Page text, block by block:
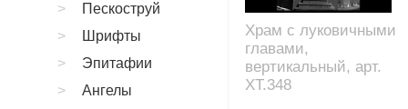
Храм с луковичными
главами,
вертикальный, арт.
XT.348
Пескоструй
Шрифты
Эпитафии
Ангелы